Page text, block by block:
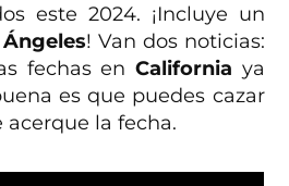
este 2024. ¡Incluye un
! Van dos noticias:
fechas en California ya
es que puedes cazar
acerque la fecha.